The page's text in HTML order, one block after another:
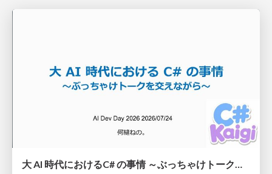
大 AI 時代におけるC# の事情 ～ぶっちゃけトークを交えながら～